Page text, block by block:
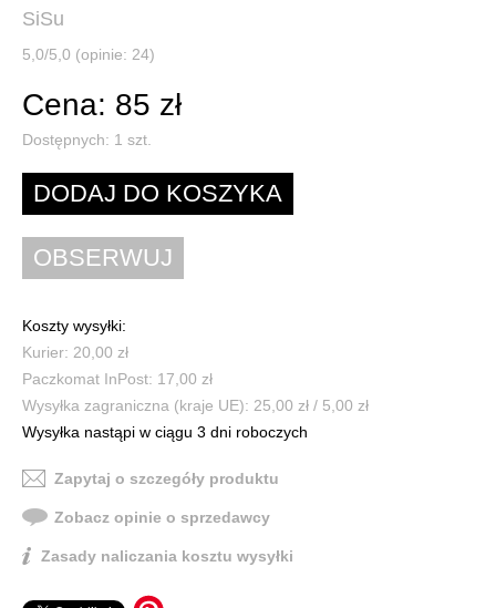
SiSu
5,0/5,0 (opinie: 24)
Cena: 85 zł
Dostępnych: 1 szt.
Koszty wysyłki:
Kurier: 20,00 zł
Paczkomat InPost: 17,00 zł
Wysyłka zagraniczna (kraje UE): 25,00 zł / 5,00 zł
Wysyłka nastąpi w ciągu 3 dni roboczych
Zapytaj o szczegóły produktu
Zobacz opinie o sprzedawcy
Zasady naliczania kosztu wysyłki